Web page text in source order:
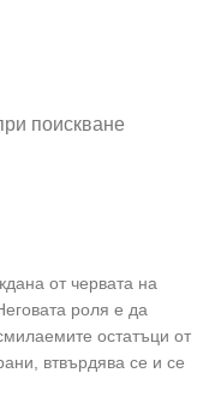
поискване
от червата на
роля е да
остатъци от
втвърдява се и се